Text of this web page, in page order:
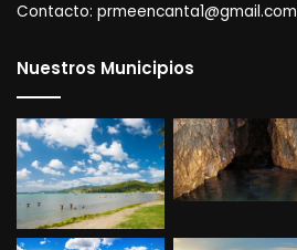
Contacto: prmeencanta1@gmail.com
Nuestros Municipios